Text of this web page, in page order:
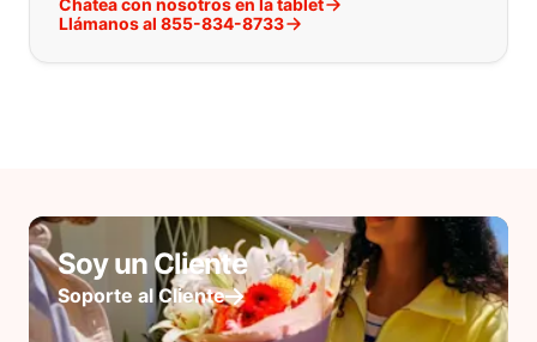
Chatea con nosotros en la tablet
Llámanos al 855-834-8733
Soy un Cliente
Soporte al Cliente